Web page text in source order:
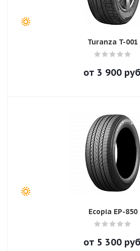
Turanza T-001
от 3 900
Ecopia EP-850
от 5 300